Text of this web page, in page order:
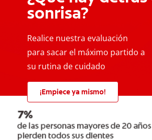
sonrisa?
Realice nuestra evaluación
para sacar el máximo partido a
su rutina de cuidado
¡Empiece ya mismo!